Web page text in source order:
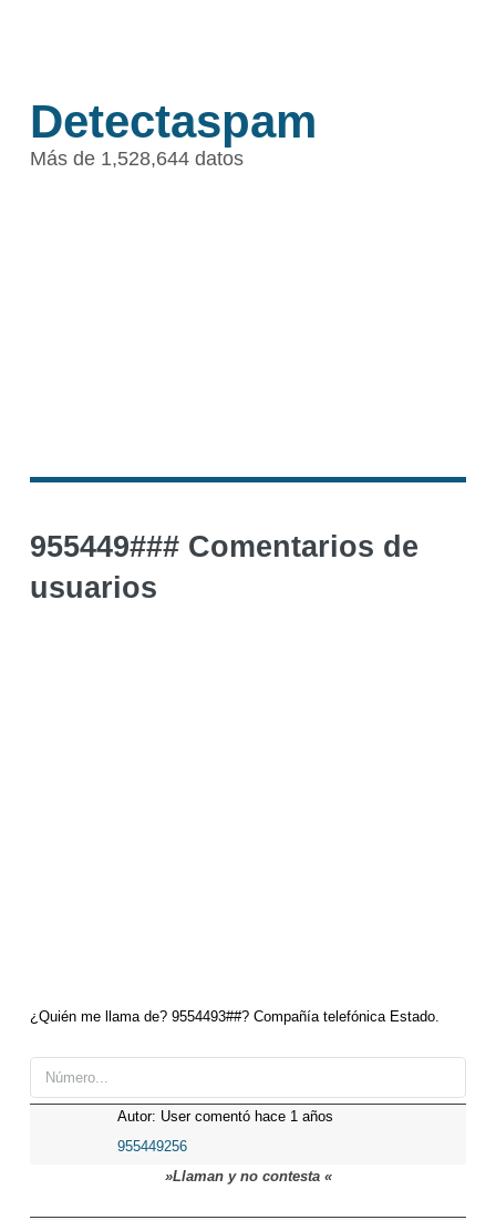
Detectaspam
Más de 1,528,644 datos
955449### Comentarios de
usuarios
¿Quién me llama de? 9554493##? Compañía telefónica Estado.
Autor: User comentó hace 1 años
955449256
»Llaman y no contesta «